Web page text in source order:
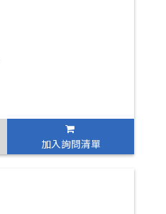
加入詢問清單